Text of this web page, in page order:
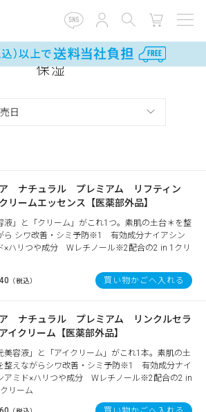
保湿
ア ナチュラル プレミアム リフティン
リームエッセンス【医薬部外品】
液」と「クリーム」がこれ1つ。素肌の土台＊を整
ら シワ改善・シミ予防※1 有効成分ナイアシン
×ハリつや成分 Wレチノール※2配合の2 in 1クリ
（税込） 買い物かごへ入れる
ア ナチュラル プレミアム リンクルセラ
クリーム【医薬部外品】
美容液」と「アイクリーム」がこれ1本。素肌の土
整えながらシワ改善・シミ予防※1 有効成分ナイ
アミド×ハリつや成分 Wレチノール※2配合の2 in
リーム